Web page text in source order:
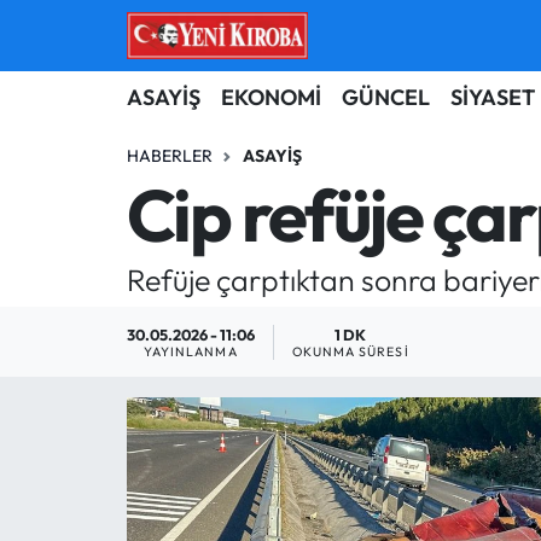
ASAYİŞ EKONOMİ GÜNCEL SİYASET
HABERLER ASAYIŞ
Cip refüje
Refüje çarptıktan sonra
30.05.2026 - 11:06
YAYINLANMA
1 DK
OKUNMA SÜRESI
ASAYİŞ
BİLİM-TEKNOLOJİ
ÇEVRE
DÜNYA
EĞİTİM
EKONOMİ
GÜNCEL
GÜNDEM
Aydın Nöbetçi Eczaneler
Aydın Hava Durumu
Aydin Namaz Vakitleri
Aydın Trafik Yoğunluk Haritası
Süper Lig Puan Durumu ve Fikstür
Tüm Manşetler
Son Dakika Haberleri
Haber Arşivi